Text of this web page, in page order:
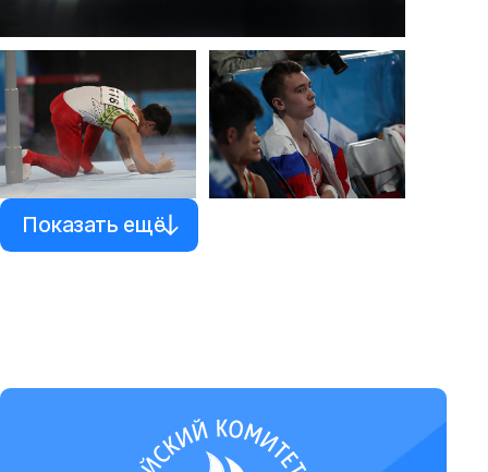
Показать ещё